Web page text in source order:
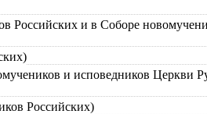
Российских и в Соборе
и исповедников Церкви
Российских)